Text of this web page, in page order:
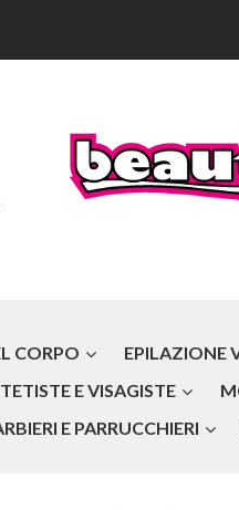
CORPO
EPILAZIONE
E VISAGISTE
E PARRUCCHIERI